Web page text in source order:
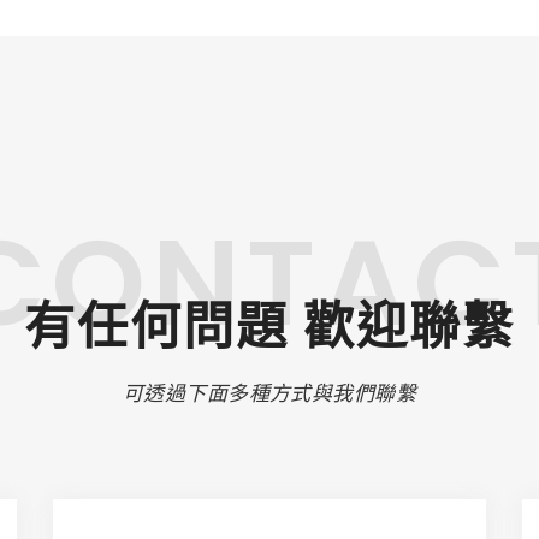
有任何問題 歡迎聯繫
可透過下面多種方式與我們聯繫